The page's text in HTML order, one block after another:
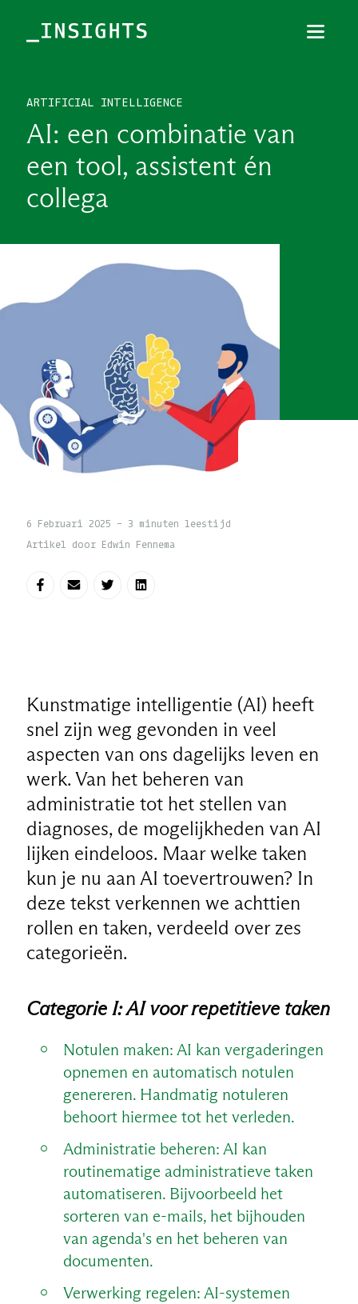
ARTIFICIAL INTELLIGENCE
AI: een combinatie van
een tool, assistent én
collega
6 Februari 2025 - 3 minuten leestijd
Artikel door Edwin Fennema
Kunstmatige intelligentie (AI) heeft
snel zijn weg gevonden in veel
aspecten van ons dagelijks leven en
werk. Van het beheren van
administratie tot het stellen van
diagnoses, de mogelijkheden van AI
lijken eindeloos. Maar welke taken
kun je nu aan AI toevertrouwen? In
deze tekst verkennen we achttien
rollen en taken, verdeeld over zes
categorieën.
Categorie I: AI voor repetitieve taken
Notulen maken: AI kan vergaderingen
opnemen en automatisch notulen
genereren. Handmatig notuleren
behoort hiermee tot het verleden.
Administratie beheren: AI kan
routinematige administratieve taken
automatiseren. Bijvoorbeeld het
sorteren van e-mails, het bijhouden
van agenda's en het beheren van
documenten.
Verwerking regelen: AI-systemen
TOPICS
BRANCHES